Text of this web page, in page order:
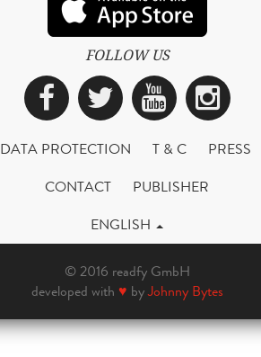
FOLLOW US
Facebook
Twitter
DATA PROTECTION T & C
PRESS
CONTACT
PUBLISHER
ENGLISH
© 2016 readfy GmbH
developed with ♥ byJohnny Bytes